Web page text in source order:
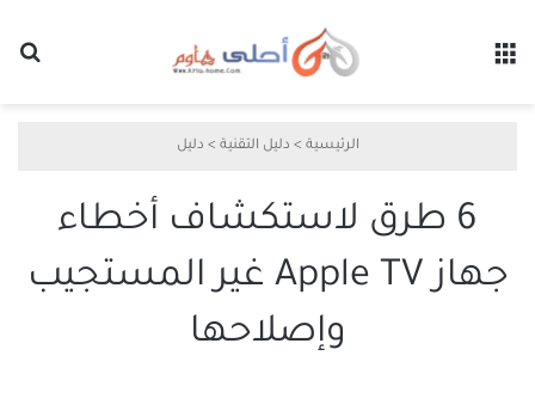
الرئيسية > دليل التقنية > دليل
6 طرق لاستكشاف أخطاء
جهاز Apple TV غير المستجيب
وإصلاحها